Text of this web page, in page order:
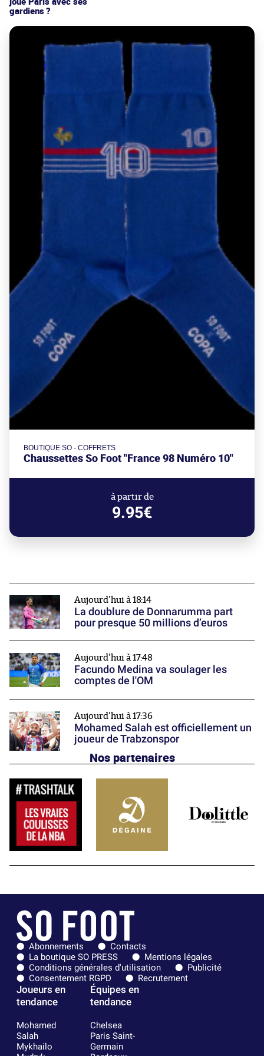
gardiens ?
BOUTIQUE SO - COFFRETS
Chaussettes So Foot "France 98 Numéro 10"
à partir de
9.95€
Aujourd'hui à 18:14
La doublure de Donnarumma part
pour presque 50 millions d’euros
Aujourd'hui à 17:48
Facundo Medina va soulager les
comptes de l'OM
Aujourd'hui à 17:36
Mohamed Salah est officiellement un
joueur de Trabzonspor
Nos partenaires
Abonnements
Contacts
La boutique SO PRESS
Mentions légales
Conditions générales d'utilisation
Publicité
Consentement RGPD
Recrutement
Joueurs en
tendance
Mohamed
Salah
Mykhailo
Équipes en
tendance
Chelsea
Paris Saint-
Germain